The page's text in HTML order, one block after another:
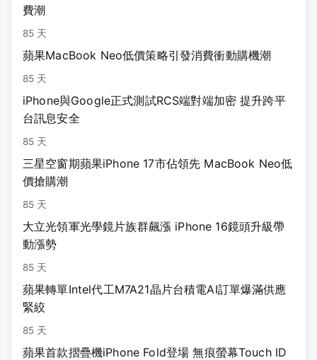
費潮
85 天
蘋果MacBook Neo低價策略引發消費衝動購機潮
85 天
iPhone與Google正式測試RCS端對端加密 提升跨平
台訊息安全
85 天
三星空窗期蘋果iPhone 17市佔領先 MacBook Neo低
價搶購潮
85 天
大立光領軍光學鏡片族群飆漲 iPhone 16鏡頭升級帶
動漲勢
85 天
蘋果轉單Intel代工M7A21晶片台積電AI訂單爆滿供應
緊絞
85 天
蘋果首款摺疊機iPhone Fold登場 無痕螢幕Touch ID